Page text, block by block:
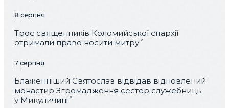
8 серпня
Троє священників Коломийської єпархії
отримали право носити митру
7 серпня
Блаженніший Святослав відвідав відновлений
монастир Згромадження сестер служебниць
у Микуличині